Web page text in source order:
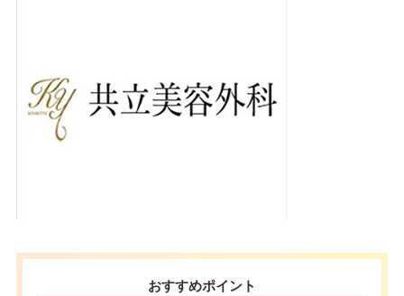
おすすめポイント